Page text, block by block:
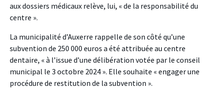
aux dossiers médicaux relève, lui, « de la responsabilité du
centre ».
La municipalité d’Auxerre rappelle de son côté qu’une
subvention de 250 000 euros a été attribuée au centre
dentaire, « à l’issue d’une délibération votée par le conseil
municipal le 3 octobre 2024 ». Elle souhaite « engager une
procédure de restitution de la subvention ».